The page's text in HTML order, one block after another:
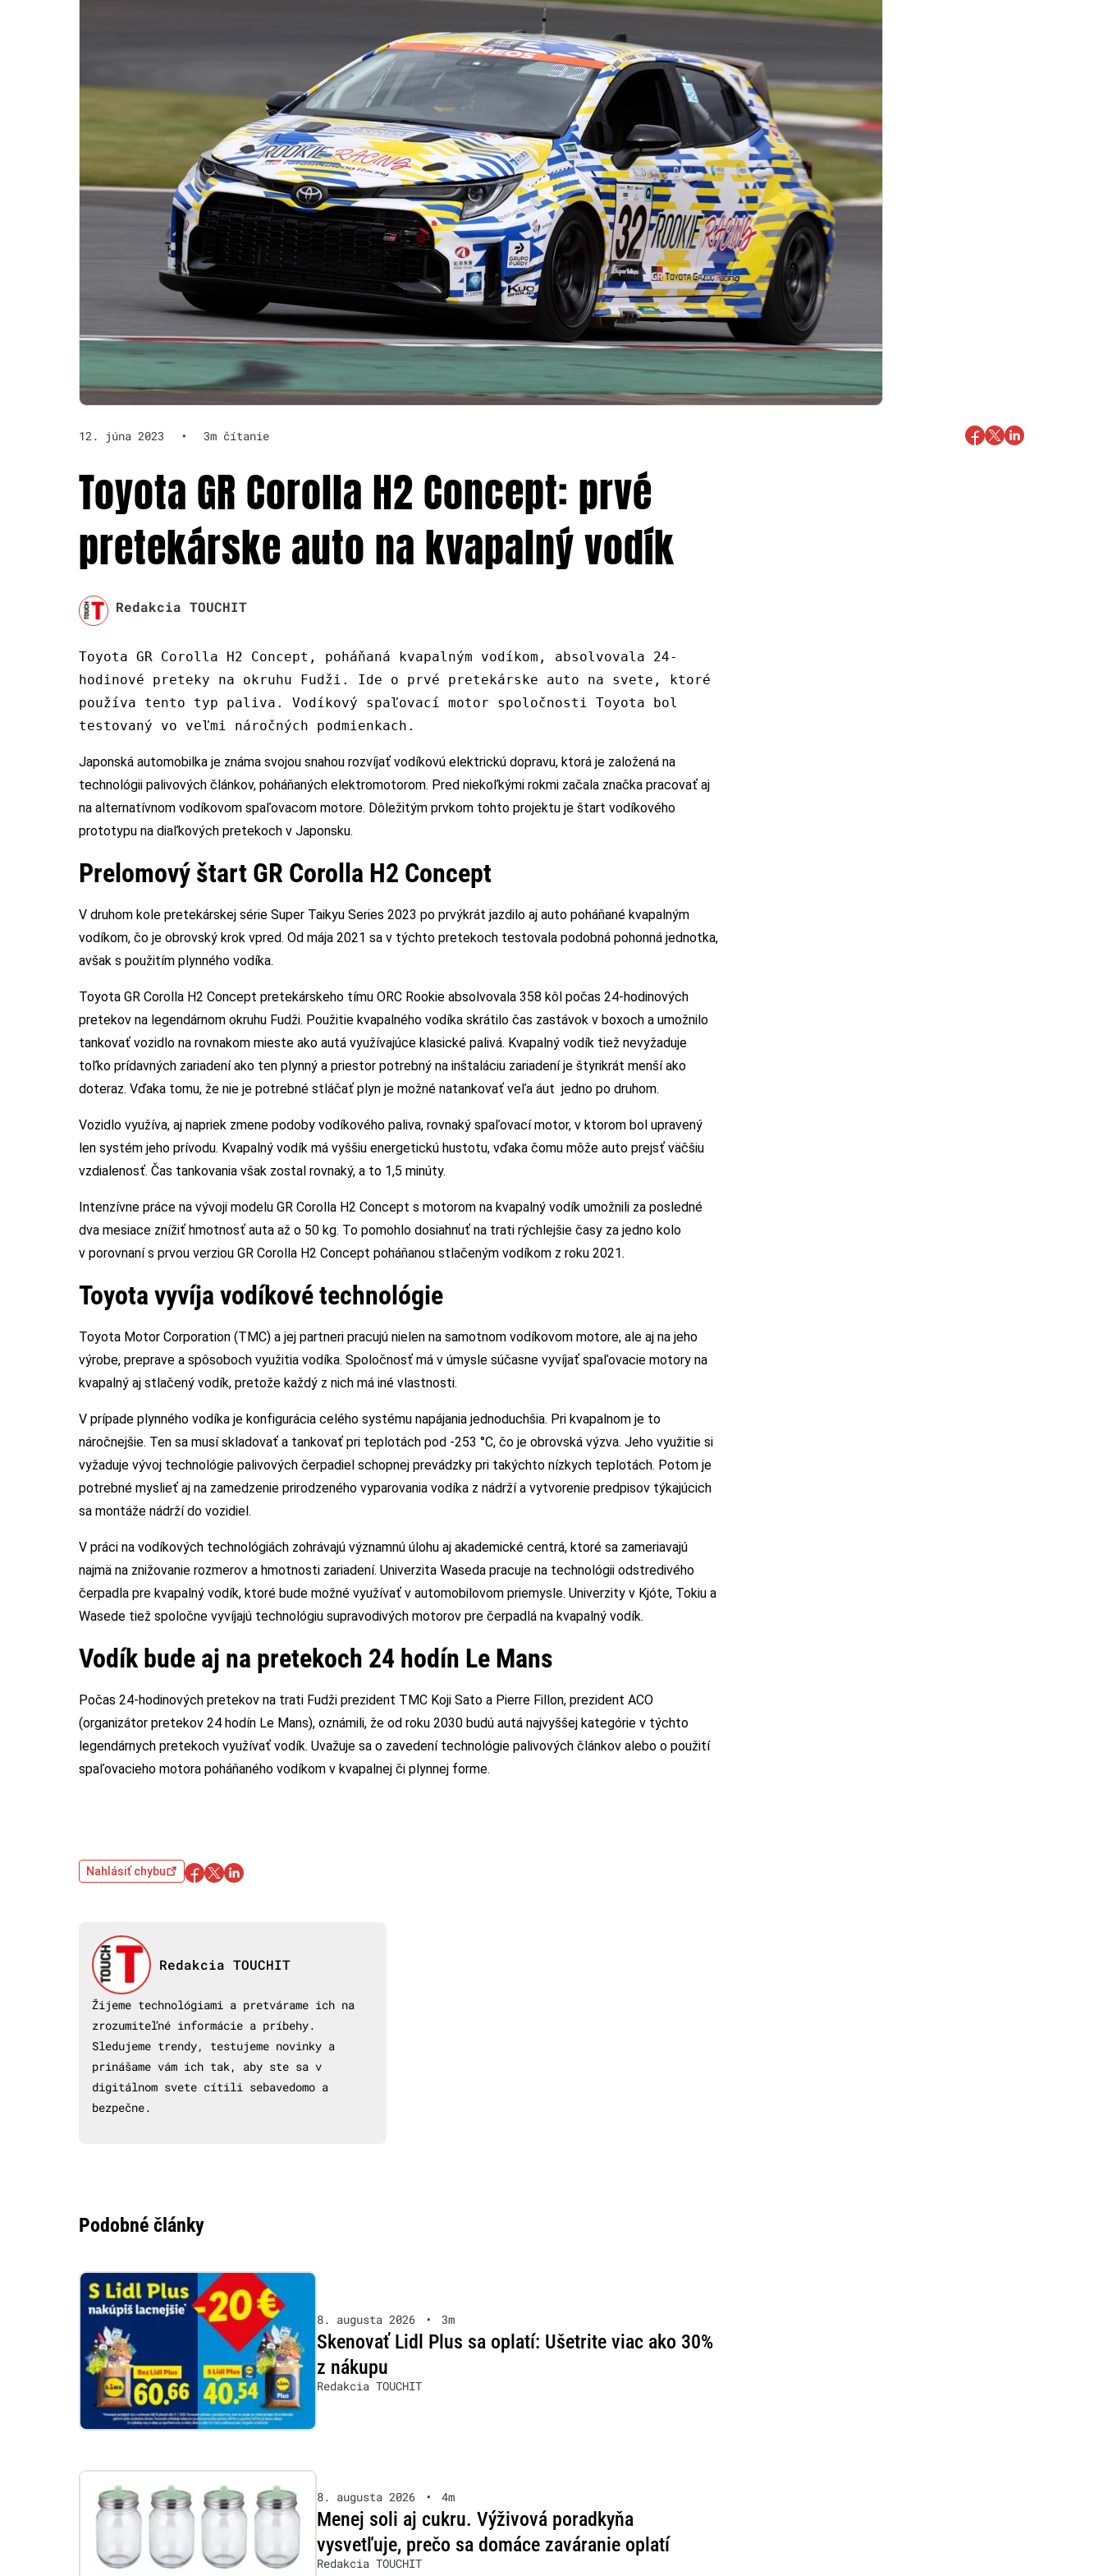
12. júna 2023 • 3m čítanie
Toyota GR Corolla H2 Concept: prvé
pretekárske auto na kvapalný vodík
Redakcia TOUCHIT
Toyota GR Corolla H2 Concept, poháňaná kvapalným vodíkom, absolvovala 24-
hodinové preteky na okruhu Fudži. Ide o prvé pretekárske auto na svete, ktoré
používa tento typ paliva. Vodíkový spaľovací motor spoločnosti Toyota bol
testovaný vo veľmi náročných podmienkach.
Japonská automobilka je známa svojou snahou rozvíjať vodíkovú elektrickú dopravu, ktorá je založená na
technológii palivových článkov, poháňaných elektromotorom. Pred niekoľkými rokmi začala značka pracovať aj
na alternatívnom vodíkovom spaľovacom motore. Dôležitým prvkom tohto projektu je štart vodíkového
prototypu na diaľkových pretekoch v Japonsku.
Prelomový štart GR Corolla H2 Concept
V druhom kole pretekárskej série Super Taikyu Series 2023 po prvýkrát jazdilo aj auto poháňané kvapalným
vodíkom, čo je obrovský krok vpred. Od mája 2021 sa v týchto pretekoch testovala podobná pohonná jednotka,
avšak s použitím plynného vodíka.
Toyota GR Corolla H2 Concept pretekárskeho tímu ORC Rookie absolvovala 358 kôl počas 24-hodinových
pretekov na legendárnom okruhu Fudži. Použitie kvapalného vodíka skrátilo čas zastávok v boxoch a umožnilo
tankovať vozidlo na rovnakom mieste ako autá využívajúce klasické palivá. Kvapalný vodík tiež nevyžaduje
toľko prídavných zariadení ako ten plynný a priestor potrebný na inštaláciu zariadení je štyrikrát menší ako
doteraz. Vďaka tomu, že nie je potrebné stláčať plyn je možné natankovať veľa áut jedno po druhom.
Vozidlo využíva, aj napriek zmene podoby vodíkového paliva, rovnaký spaľovací motor, v ktorom bol upravený
len systém jeho prívodu. Kvapalný vodík má vyššiu energetickú hustotu, vďaka čomu môže auto prejsť väčšiu
vzdialenosť. Čas tankovania však zostal rovnaký, a to 1,5 minúty.
Intenzívne práce na vývoji modelu GR Corolla H2 Concept s motorom na kvapalný vodík umožnili za posledné
dva mesiace znížiť hmotnosť auta až o 50 kg. To pomohlo dosiahnuť na trati rýchlejšie časy za jedno kolo
v porovnaní s prvou verziou GR Corolla H2 Concept poháňanou stlačeným vodíkom z roku 2021.
Toyota vyvíja vodíkové technológie
Toyota Motor Corporation (TMC) a jej partneri pracujú nielen na samotnom vodíkovom motore, ale aj na jeho
výrobe, preprave a spôsoboch využitia vodíka. Spoločnosť má v úmysle súčasne vyvíjať spaľovacie motory na
kvapalný aj stlačený vodík, pretože každý z nich má iné vlastnosti.
V prípade plynného vodíka je konfigurácia celého systému napájania jednoduchšia. Pri kvapalnom je to
náročnejšie. Ten sa musí skladovať a tankovať pri teplotách pod -253 °C, čo je obrovská výzva. Jeho využitie si
vyžaduje vývoj technológie palivových čerpadiel schopnej prevádzky pri takýchto nízkych teplotách. Potom je
potrebné myslieť aj na zamedzenie prirodzeného vyparovania vodíka z nádrží a vytvorenie predpisov týkajúcich
sa montáže nádrží do vozidiel.
V práci na vodíkových technológiách zohrávajú významnú úlohu aj akademické centrá, ktoré sa zameriavajú
najmä na znižovanie rozmerov a hmotnosti zariadení. Univerzita Waseda pracuje na technológii odstredivého
čerpadla pre kvapalný vodík, ktoré bude možné využívať v automobilovom priemysle. Univerzity v Kjóte, Tokiu a
Wasede tiež spoločne vyvíjajú technológiu supravodivých motorov pre čerpadlá na kvapalný vodík.
Vodík bude aj na pretekoch 24 hodín Le Mans
Počas 24-hodinových pretekov na trati Fudži prezident TMC Koji Sato a Pierre Fillon, prezident ACO
(organizátor pretekov 24 hodín Le Mans), oznámili, že od roku 2030 budú autá najvyššej kategórie v týchto
legendárnych pretekoch využívať vodík. Uvažuje sa o zavedení technológie palivových článkov alebo o použití
spaľovacieho motora poháňaného vodíkom v kvapalnej či plynnej forme.
Nahlásiť chybu
Redakcia TOUCHIT
Žijeme technológiami a pretvárame ich na
zrozumiteľné informácie a príbehy.
Sledujeme trendy, testujeme novinky a
prinášame vám ich tak, aby ste sa v
digitálnom svete cítili sebavedomo a
bezpečne.
Podobné články
8. augusta 2026 • 3m
Skenovať Lidl Plus sa oplatí: Ušetrite viac ako 30%
z nákupu
Redakcia TOUCHIT
8. augusta 2026 • 4m
Menej soli aj cukru. Výživová poradkyňa
vysvetľuje, prečo sa domáce zaváranie oplatí
Redakcia TOUCHIT